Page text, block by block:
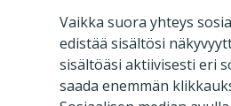
Vaikka suora yhteys
edistää sisältösi
sisältöäsi aktiivisesti eri
saada enemmän